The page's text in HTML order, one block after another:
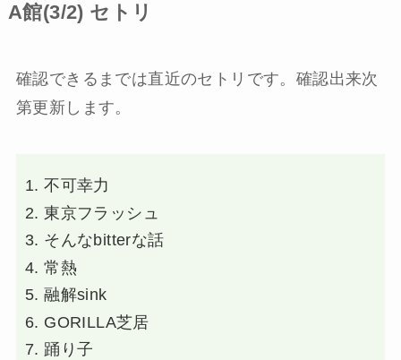
A館(3/2) セトリ
確認できるまでは直近のセトリです。確認出来次
第更新します。
不可幸力
東京フラッシュ
そんなbitterな話
常熱
融解sink
GORILLA芝居
踊り子